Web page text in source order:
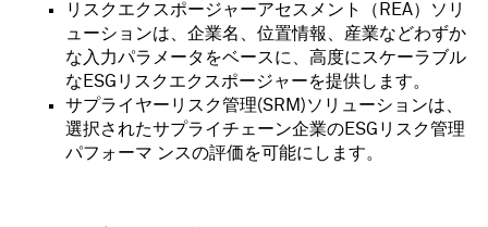
リスクエクスポージャーアセスメント（REA）ソリ
ューションは、企業名、位置情報、産業などわずか
な入力パラメータをベースに、高度にスケーラブル
なESGリスクエクスポージャーを提供します。
サプライヤーリスク管理(SRM)ソリューションは、
選択されたサプライチェーン企業のESGリスク管理
パフォーマ ンスの評価を可能にします。